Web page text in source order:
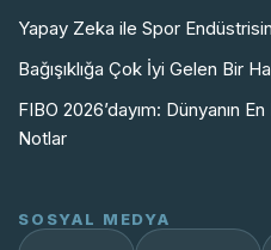
Yapay Zeka ile Spor
Bağışıklığa Çok İyi Gelen Bir
FIBO 2026’dayım: Dünyanın
Notlar
SOSYAL MEDYA